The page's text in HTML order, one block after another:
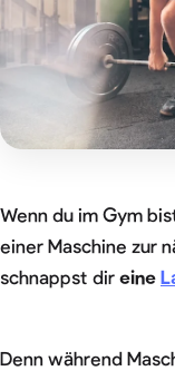
Wenn du im Gym
einer Maschine zur
schnappst dir eine
Denn während